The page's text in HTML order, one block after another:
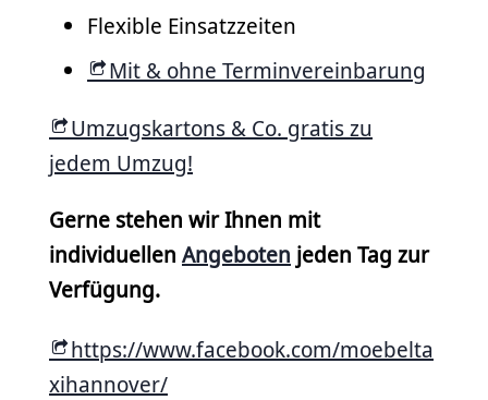
Flexible Einsatzzeiten
Mit & ohne Terminvereinbarung
Umzugskartons & Co. gratis zu
jedem Umzug!
Gerne stehen wir Ihnen mit
individuellen Angeboten jeden Tag zur
Verfügung.
https://www.facebook.com/moebelta
xihannover/